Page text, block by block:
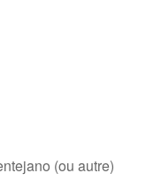
(ou autre)